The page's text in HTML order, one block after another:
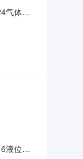
气体分
卖方
液位计